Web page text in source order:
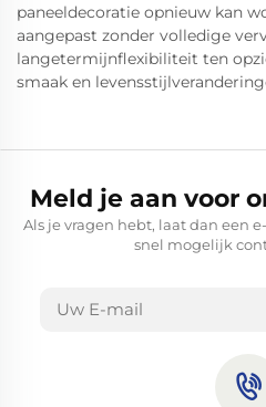
paneeldecoratie opnieuw kan
aangepast zonder volledige
langetermijnflexibiliteit ten
smaak en
Meld je aan voor
Als je vragen hebt, laat dan een
snel mogelijk